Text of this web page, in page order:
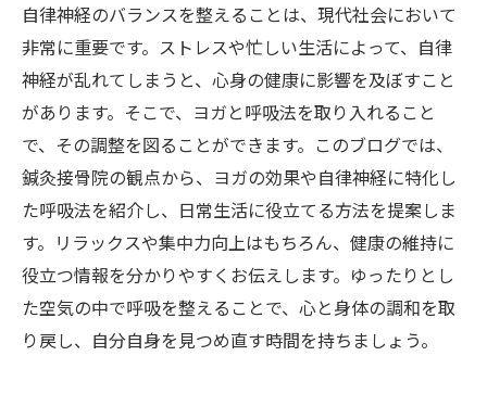
自律神経のバランスを整えることは、現代社会において
非常に重要です。ストレスや忙しい生活によって、自律
神経が乱れてしまうと、心身の健康に影響を及ぼすこと
があります。そこで、ヨガと呼吸法を取り入れること
で、その調整を図ることができます。このブログでは、
鍼灸接骨院の観点から、ヨガの効果や自律神経に特化し
た呼吸法を紹介し、日常生活に役立てる方法を提案しま
す。リラックスや集中力向上はもちろん、健康の維持に
役立つ情報を分かりやすくお伝えします。ゆったりとし
た空気の中で呼吸を整えることで、心と身体の調和を取
り戻し、自分自身を見つめ直す時間を持ちましょう。